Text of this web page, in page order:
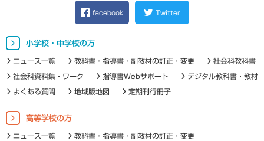
facebook Twitter
小学校・中学校の方
ニュース一覧 教科書・指導書・副教材の訂正・変更 社会科教科書
社会科資料集・ワーク 指導書Webサポート デジタル教科書・教材
よくある質問 地域版地図 定期刊行冊子
高等学校の方
ニュース一覧 教科書・指導書・副教材の訂正・変更